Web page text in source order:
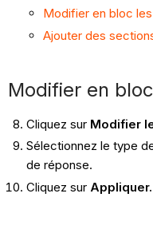
Modifier en bloc
Ajouter des
Modifier en
Cliquez sur Modifier
Sélectionnez le type
de réponse.
Cliquez sur Appliquer.